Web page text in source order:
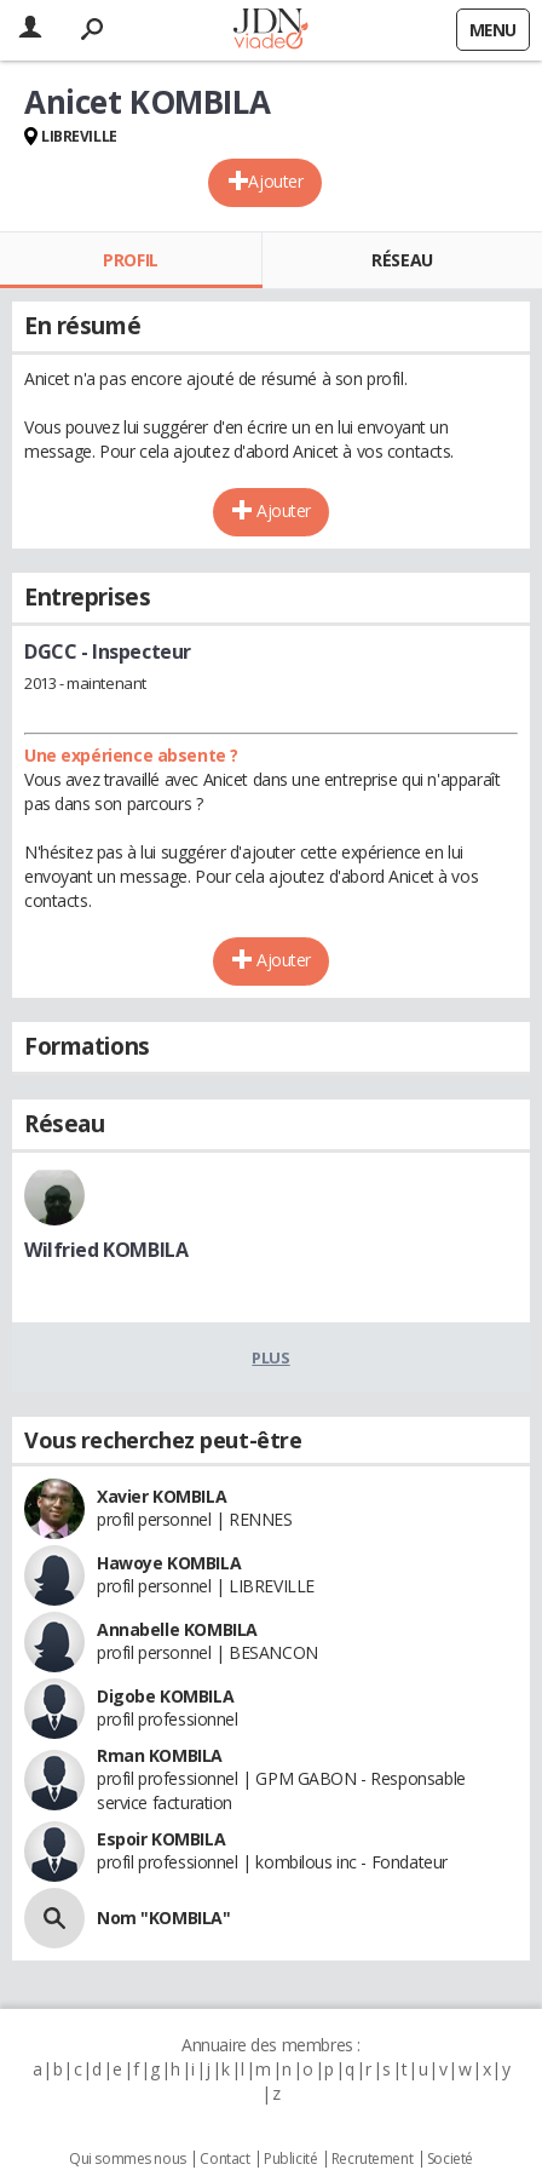
MENU
Ajouter
Anicet KOMBILA
LIBREVILLE
PROFIL RÉSEAU
En résumé
Anicet n'a pas encore ajouté de résumé à son profil.
Vous pouvez lui suggérer d'en écrire un en lui envoyant un
message. Pour cela ajoutez d'abord Anicet à vos contacts.
Ajouter
Entreprises
DGCC - Inspecteur
2013 - maintenant
Une expérience absente ?
Vous avez travaillé avec Anicet dans une entreprise qui n'apparaît
pas dans son parcours ?
N'hésitez pas à lui suggérer d'ajouter cette expérience en lui
envoyant un message. Pour cela ajoutez d'abord Anicet à vos
contacts.
Ajouter
Formations
Réseau
Wilfried KOMBILA
PLUS
Vous recherchez peut-être
Xavier KOMBILA
profil personnel | RENNES
Hawoye KOMBILA
profil personnel | LIBREVILLE
Annabelle KOMBILA
profil personnel | BESANCON
Digobe KOMBILA
profil professionnel
Rman KOMBILA
profil professionnel | GPM GABON - Responsable
service facturation
Espoir KOMBILA
profil professionnel | kombilous inc - Fondateur
Nom "KOMBILA"
Annuaire des membres :
a b c d e f g h i j k l m n o p q r s t u v w x y
z
Qui sommes nous Contact Publicité Recrutement
Societé